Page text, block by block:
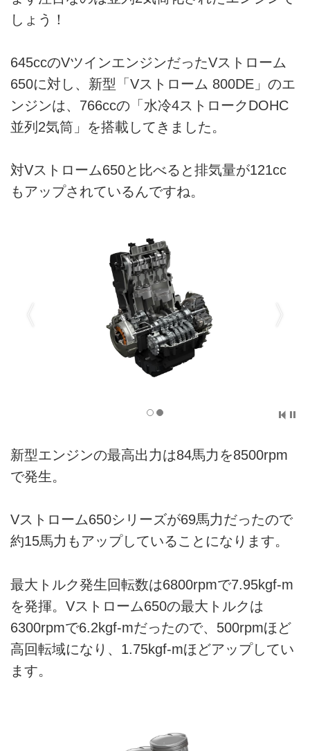
しょう！
645ccのVツインエンジンだったVストローム
650に対し、新型「Vストローム 800DE」のエ
ンジンは、766ccの「水冷4ストロークDOHC
並列2気筒」を搭載してきました。
対Vストローム650と比べると排気量が121cc
もアップされているんですね。
新型エンジンの最高出力は84馬力を8500rpm
で発生。
Vストローム650シリーズが69馬力だったので
約15馬力もアップしていることになります。
最大トルク発生回転数は6800rpmで7.95kgf-m
を発揮。Vストローム650の最大トルクは
6300rpmで6.2kgf-mだったので、500rpmほど
高回転域になり、1.75kgf-mほどアップしてい
ます。